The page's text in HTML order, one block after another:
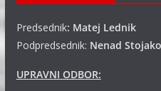
Predsednik: Matej Lednik
Podpredsednik: Nenad
UPRAVNI ODBOR: